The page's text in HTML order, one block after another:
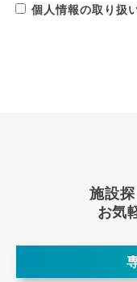
個人情報の取り扱
施設探
お気